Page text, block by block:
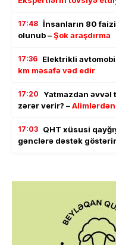
17:48 İnsanların 80
olunub –Şok araşdırma
17:36 Elektrikli
km məsafə vəd edir
17:20 Yatmazdan əvvəl
zərər verir? –
17:03 QHT xüsusi
gənclərə dəstək göstərir